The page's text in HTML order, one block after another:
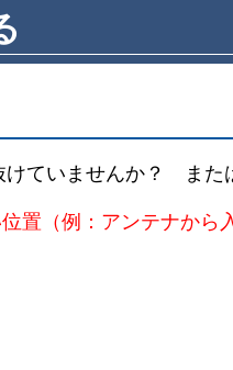
ていませんか？ また
置（例：アンテナから